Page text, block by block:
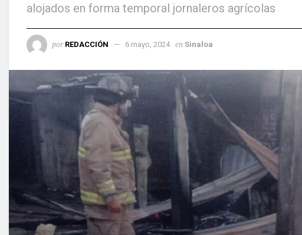
alojados en forma temporal jornaleros agrícolas
por REDACCIÓN 6 mayo, 2024 en Sinaloa